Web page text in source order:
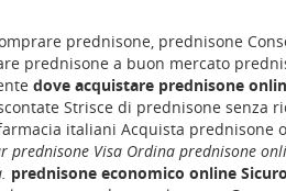
prednisone, prednisone
prednisone a buon mercato
dove acquistare prednisone
Strisce di prednisone senza
italiani Acquista prednisone
prednisone Visa Ordina prednisone
prednisone economico online Sicuro